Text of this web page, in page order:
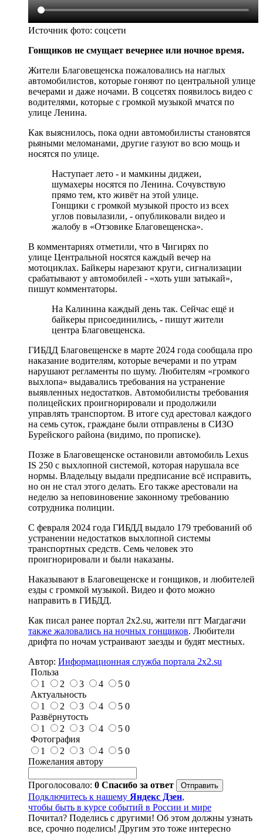
Источник фото: соцсети
Гонщиков не смущает вечернее или ночное время.
Жители Благовещенска пожаловались на наглых
автомобилистов, которые гоняют по центральной улице
вечерами и даже ночами. В соцсетях появилось видео с
водителями, которые с громкой музыкой мчатся по
улице Ленина.
Как выяснилось, пока одни автомобилисты становятся
рьяными меломанами, другие газуют во всю мощь и
носятся по улице.
Наступает лето - и мамкины диджеи,
шумахеры носятся по Ленина. Сочувствую
прямо тем, кто живёт на этой улице.
Гонщики с громкой музыкой просто из всех
углов повылазили, - опубликовали видео и
жалобу в «Отзовике Благовещенска».
В комментариях отметили, что в Чигирях по
улице Центральной носятся каждый вечер на
мотоциклах. Байкеры нарезают круги, сигнализации
срабатывают у автомобилей - «хоть уши затыкай»,
пишут комментаторы.
На Калинина каждый день так. Сейчас ещё и
байкеры присоединились, - пишут жители
центра Благовещенска.
ГИБДД Благовещенске в марте 2024 года сообщала про
наказание водителям, которые вечерами и по утрам
нарушают регламенты по шуму. Любителям «громкого
выхлопа» выдавались требования на устранение
выявленных недостатков. Автомобилисты требования
полицейских проигнорировали и продолжили
управлять транспортом. В итоге суд арестовал каждого
на семь суток, граждане были отправлены в СИЗО
Бурейского района (видимо, по прописке).
Позже в Благовещенске остановили автомобиль Lexus
IS 250 с выхлопной системой, которая нарушала все
нормы. Владельцу выдали предписание всё исправить,
но он не стал этого делать. Его также арестовали на
неделю за неповиновение законному требованию
сотрудника полиции.
С февраля 2024 года ГИБДД выдало 179 требований об
устранении недостатков выхлопной системы
транспортных средств. Семь человек это
проигнорировали и были наказаны.
Наказывают в Благовещенске и гонщиков, и любителей
езды с громкой музыкой. Видео и фото можно
направить в ГИБДД.
Как писал ранее портал 2х2.su, жители пгт Магдагачи
также жаловались на ночных гонщиков. Любители
дрифта по ночам устраивают заезды и будят местных.
Автор: Информационная служба портала 2x2.su
Польза
1
2 3 4 5 0
Актуальность
1
2 3 4 5 0
Развёрнутость
1
2 3 4 5 0
Фотография
1
2 3 4 5 0
Пожелания автору
Проголосовало: 0 Спасибо за ответ
Подключитесь к нашему Яндекс Дзен,
чтобы быть в курсе событий в России и мире
Почитал? Поделись с другими! Об этом должны узнать
все, срочно поделись! Другим это тоже интересно